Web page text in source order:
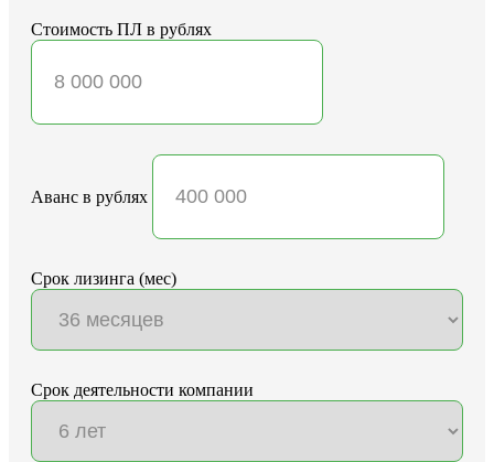
Стоимость ПЛ в рублях
Аванс в рублях
Срок лизинга (мес)
Срок деятельности компании